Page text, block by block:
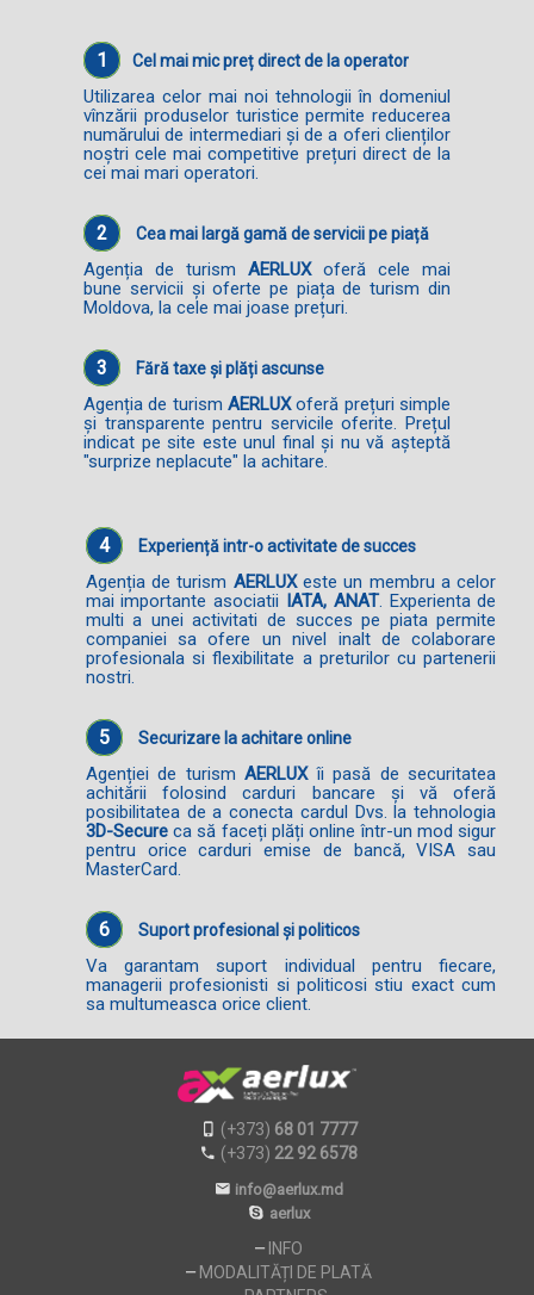
1 Cel mai mic preț direct de la operator
Utilizarea celor mai noi tehnologii în domeniul
vînzării produselor turistice permite reducerea
numărului de intermediari și de a oferi clienților
noștri cele mai competitive prețuri direct de la
cei mai mari operatori.
2 Cea mai largă gamă de servicii pe piață
Agenția de turism AERLUXoferă cele mai
bune servicii și oferte pe piața de turism din
Moldova, la cele mai joase prețuri.
3 Fără taxe și plăți ascunse
Agenția de turism AERLUXoferă prețuri simple
și transparente pentru servicile oferite. Prețul
indicat pe site este unul final și nu vă așteptă
"surprize neplacute" la achitare.
4 Experiență intr-o activitate de succes
Agenția de turism AERLUXeste un membru a celor
mai importante asociatii IATA, ANAT. Experienta de
multi a unei activitati de succes pe piata permite
companiei sa ofere un nivel inalt de colaborare
profesionala si flexibilitate a preturilor cu partenerii
nostri.
5 Securizare la achitare online
Agenției de turismAERLUXîi pasă de securitatea
achitării folosind carduri bancare și vă oferă
posibilitatea de a conecta cardul Dvs. la tehnologia
3D-Secureca să faceți plăți online într-un mod sigur
pentru orice carduri emise de bancă, VISA sau
MasterCard.
6 Suport profesional și politicos
Va garantam suport individual pentru fiecare,
managerii profesionisti si politicosi stiu exact cum
sa multumeasca orice client.
(+373) 68 01 7777
(+373) 22 92 6578
info@aerlux.md
aerlux
INFO
MODALITĂȚI DE PLATĂ